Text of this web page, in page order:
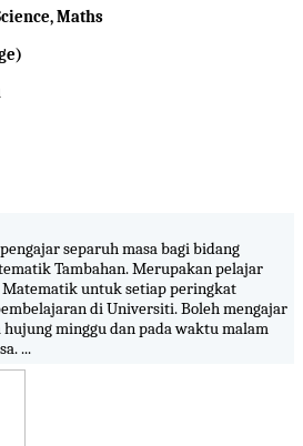
Maths
separuh masa bagi bidang
Tambahan. Merupakan pelajar
untuk setiap peringkat
di Universiti. Boleh mengajar
hujung minggu dan pada waktu malam
...